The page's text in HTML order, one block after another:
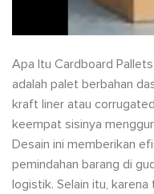
Apa Itu Cardboard
adalah palet berbahan
kraft liner atau
keempat sisinya
Desain ini memberikan
pemindahan barang di
logistik. Selain itu,